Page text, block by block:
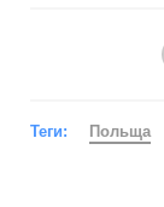
Теги: Польща